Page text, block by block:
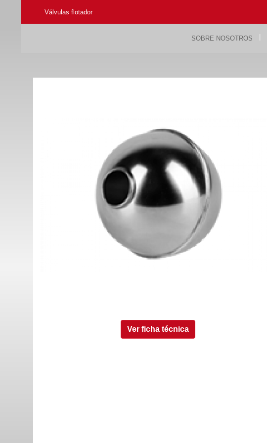
Válvulas flotador
SOBRE NOSOTROS |
Ver ficha técnica